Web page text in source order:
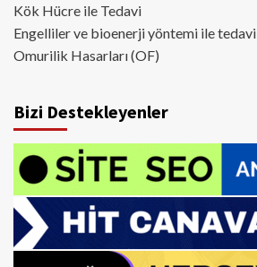
Kök Hücre ile Tedavi
Engelliler ve bioenerji yöntemi ile tedavi
Omurilik Hasarları (OF)
Bizi Destekleyenler